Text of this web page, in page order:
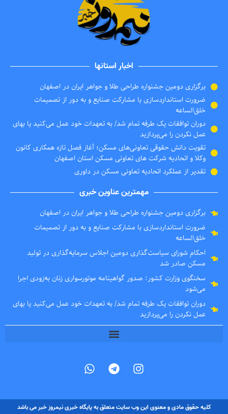
اخبار استانها
برگزاری دومین جشنواره طراحی طلا و جواهر ایران در اصفهان
ضرورت استانداردسازی با مشارکت صنایع و به دور از تصمیمات
خلق‌الساعه
دوران توافقات یک طرفه تمام شد/ به تعهدات خود عمل می‌کنید یا بهای
عمل نکردن را می‌پردازید
تقویت دانش حقوقی تعاونی‌های مسکن؛ آغاز فصل تازه همکاری کانون
وکلا و اتحادیه شرکت های تعاونی مسکن استان اصفهان
تقدیر از عملکرد اتحادیه تعاونی مسکن در داوری
مهمترین عناوین خبری
برگزاری دومین جشنواره طراحی طلا و جواهر ایران در اصفهان
ضرورت استانداردسازی با مشارکت صنایع و به دور از تصمیمات
خلق‌الساعه
احکام شورای سیاست‌گذاری دومین اجلاس سرمایه‌گذاری در تولید
مسکن صادر شد
سخنگوی وزارت کشور: صدور گواهینامه موتورسواری زنان به‌زودی اجرا
می‌شود
دوران توافقات یک طرفه تمام شد/ به تعهدات خود عمل می‌کنید یا بهای
عمل نکردن را می‌پردازید
کلیه حقوق مادی و معنوی این وب سایت متعلق به پایگاه خبری نیمروز خبر می باشد